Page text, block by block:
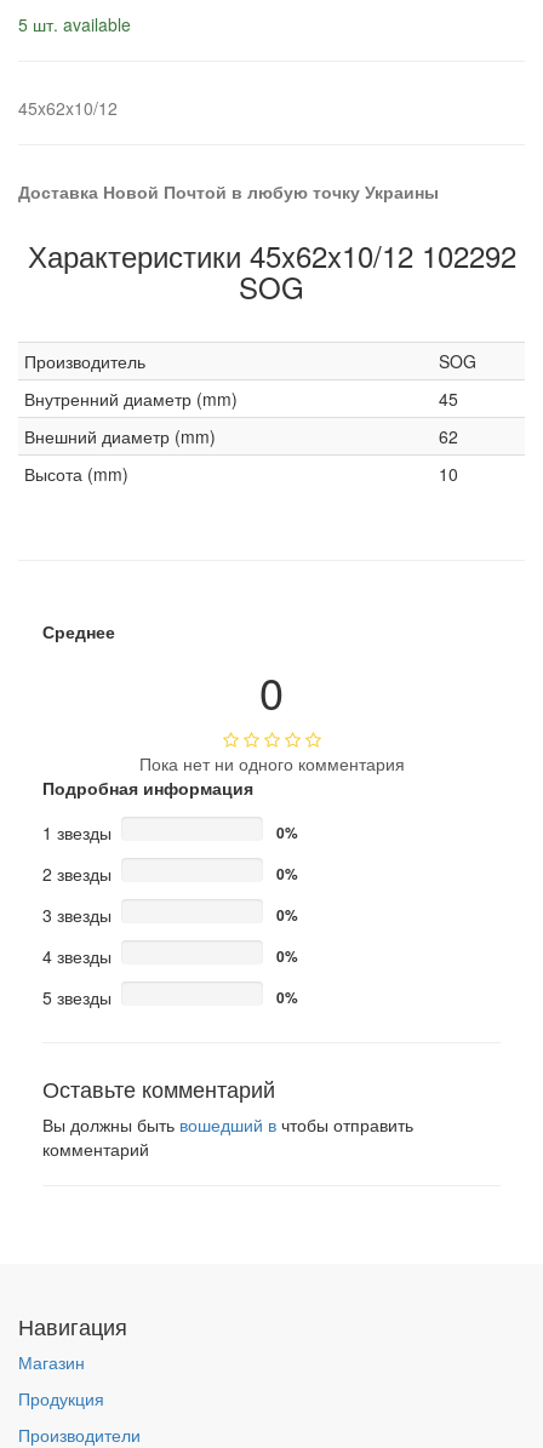
5 шт. available
45x62x10/12
Доставка Новой Почтой в любую точку Украины
Характеристики 45x62x10/12 102292
SOG
Производитель
SOG
Внутренний диаметр (mm)
45
Внешний диаметр (mm)
62
Высота (mm)
10
Среднее
0
Пока нет ни одного комментария
Подробная информация
1 звезды
0%
2 звезды 0%
3 звезды 0%
4 звезды 0%
5 звезды 0%
Оставьте комментарий
Вы должны быть вошедший в чтобы отправить
комментарий
Навигация
Магазин
Продукция
Производители